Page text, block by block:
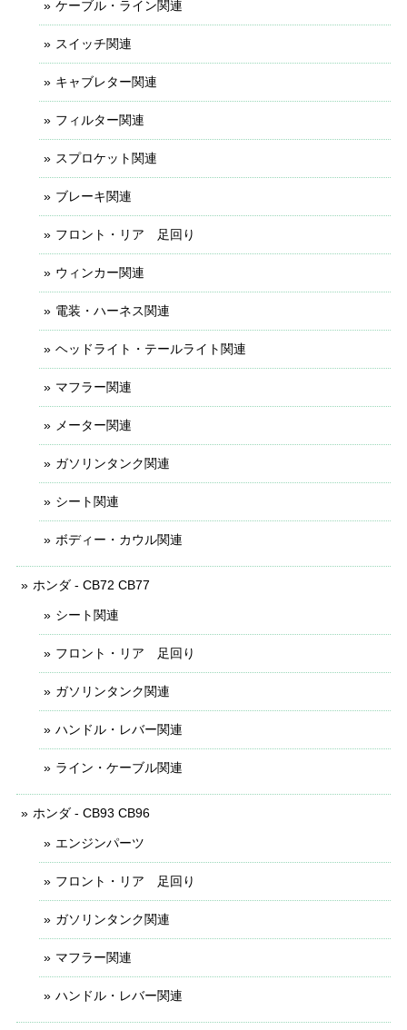
ケーブル・ライン関連
スイッチ関連
キャブレター関連
フィルター関連
スプロケット関連
ブレーキ関連
フロント・リア 足回り
ウィンカー関連
電装・ハーネス関連
ヘッドライト・テールライト関連
マフラー関連
メーター関連
ガソリンタンク関連
シート関連
ボディー・カウル関連
ホンダ - CB72 CB77
シート関連
フロント・リア 足回り
ガソリンタンク関連
ハンドル・レバー関連
ライン・ケーブル関連
ホンダ - CB93 CB96
エンジンパーツ
フロント・リア 足回り
ガソリンタンク関連
マフラー関連
ハンドル・レバー関連